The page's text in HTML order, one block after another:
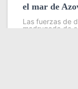
el mar de
Las fuerzas de
madrugada de